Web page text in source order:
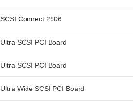
SCSI Connect 2906
Ultra SCSI PCI Board
Ultra SCSI PCI Board
Ultra Wide SCSI PCI Board